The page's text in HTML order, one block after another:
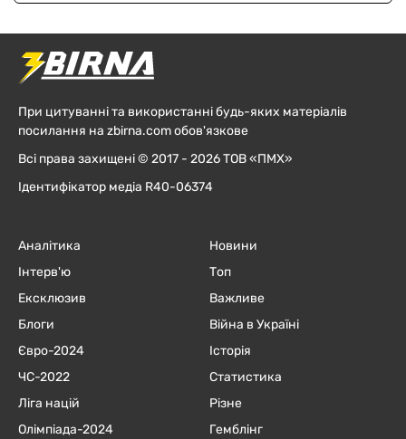
При цитуванні та використанні будь-яких матеріалів
посилання на zbirna.com обов'язкове
Всі права захищені © 2017 - 2026 ТОВ «ПМХ»
Ідентифікатор медіа R40-06374
Аналітика
Інтерв'ю
Ексклюзив
Блоги
Євро-2024
ЧC-2022
Ліга націй
Олімпіада-2024
Новини
Топ
Важливе
Війна в Україні
Історія
Статистика
Різне
Гемблінг